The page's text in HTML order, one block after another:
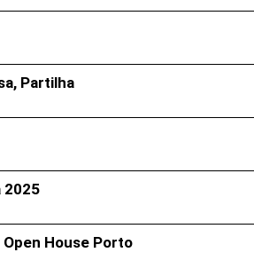
Partilha
2025
House Porto